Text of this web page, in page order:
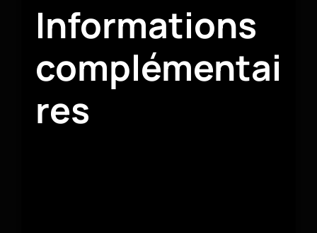
Informations
complémentai
res